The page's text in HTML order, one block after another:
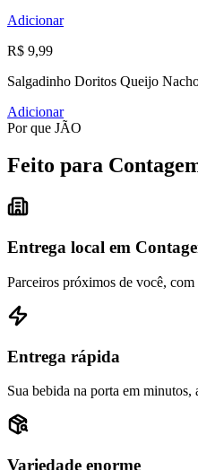
Adicionar
R$ 9,99
Salgadinho Doritos Queijo
Adicionar
Por que JÃO
Feito para
Entrega local em
Parceiros próximos de você, com
Entrega rápida
Sua bebida na porta em minutos,
Variedade enorme